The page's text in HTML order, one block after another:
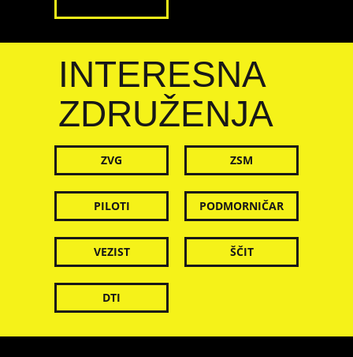
INTERESNA
ZDRUŽENJA
ZVG ZSM
PILOTI PODMORNIČAR
VEZIST ŠČIT
DTI